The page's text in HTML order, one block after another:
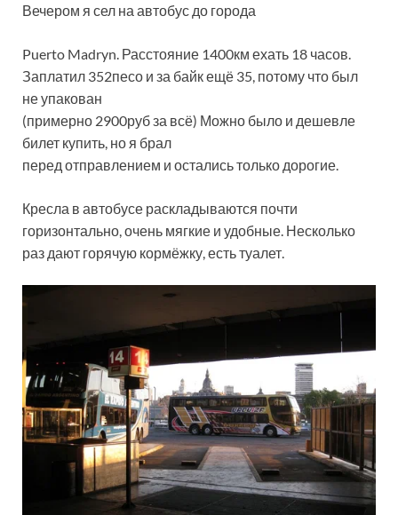
Вечером я сел на автобус до города
Puerto Madryn. Расстояние 1400км ехать 18 часов.
Заплатил 352песо и за байк ещё 35, потому что был
не упакован
(примерно 2900руб за всё) Можно было и дешевле
билет купить, но я брал
перед отправлением и остались только дорогие.
Кресла в автобусе раскладываются почти
горизонтально, очень мягкие и удобные. Несколько
раз дают горячую кормёжку, есть туалет.